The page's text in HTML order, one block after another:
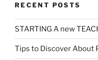
RECENT POSTS
STARTING A new
Tips to Discover About